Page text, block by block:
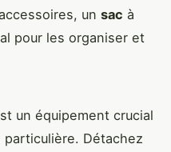
un sac à
pour les organiser et
un équipement crucial
Détachez